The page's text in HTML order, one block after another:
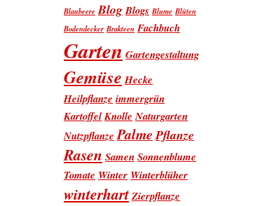
Blaubeere BlogBlogs Blume Blüten
Bodendecker Brakteen Fachbuch
Garten Gartengestaltung
Gemüse Hecke
Heilpflanze immergrün
KartoffelKnolle Naturgarten
Nutzpflanze Palme Pflanze
Rasen Samen Sonnenblume
Tomate Winter Winterblüher
winterhartZierpflanze